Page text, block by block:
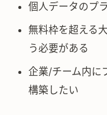
個人データのプ
無料枠を超える
う必要がある
企業/チーム内に
構築したい